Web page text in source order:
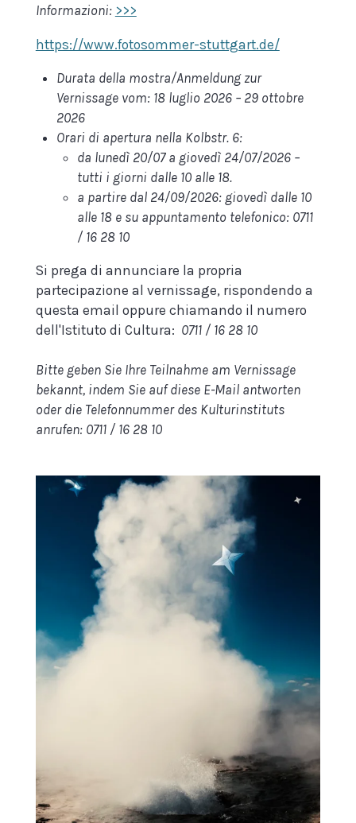
Informazioni: >>>
https://www.fotosommer-stuttgart.de/
Durata della mostra/Anmeldung zur
Vernissage vom: 18 luglio 2026 – 29 ottobre
2026
Orari di apertura nella Kolbstr. 6:
da lunedì 20/07 a giovedì 24/07/2026 –
tutti i giorni dalle 10 alle 18.
a partire dal 24/09/2026: giovedì dalle 10
alle 18 e su appuntamento telefonico: 0711
/ 16 28 10
Si prega di annunciare la propria
partecipazione al vernissage, rispondendo a
questa email oppure chiamando il numero
dell'Istituto di Cultura: 0711 / 16 28 10
Bitte geben Sie Ihre Teilnahme am Vernissage
bekannt, indem Sie auf diese E-Mail antworten
oder die Telefonnummer des Kulturinstituts
anrufen: 0711 / 16 28 10